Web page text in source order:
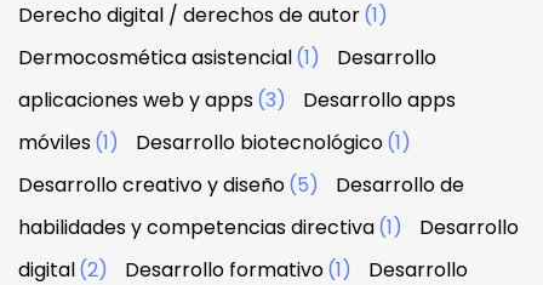
Derecho digital / derechos de autor(1)
Dermocosmética asistencial(1)
Desarrollo
aplicaciones web y apps(3)
Desarrollo apps
móviles(1) Desarrollo biotecnológico(1)
Desarrollo creativo y diseño(5)
Desarrollo de
habilidades y competencias directiva(1)
Desarrollo
digital(2) Desarrollo formativo(1)
Desarrollo